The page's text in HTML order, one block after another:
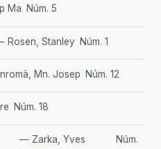
Ma Núm. 5
Rosen, Stanley Núm. 1
Mn. Josep Núm. 12
Núm. 18
— Zarka, Yves
Núm.